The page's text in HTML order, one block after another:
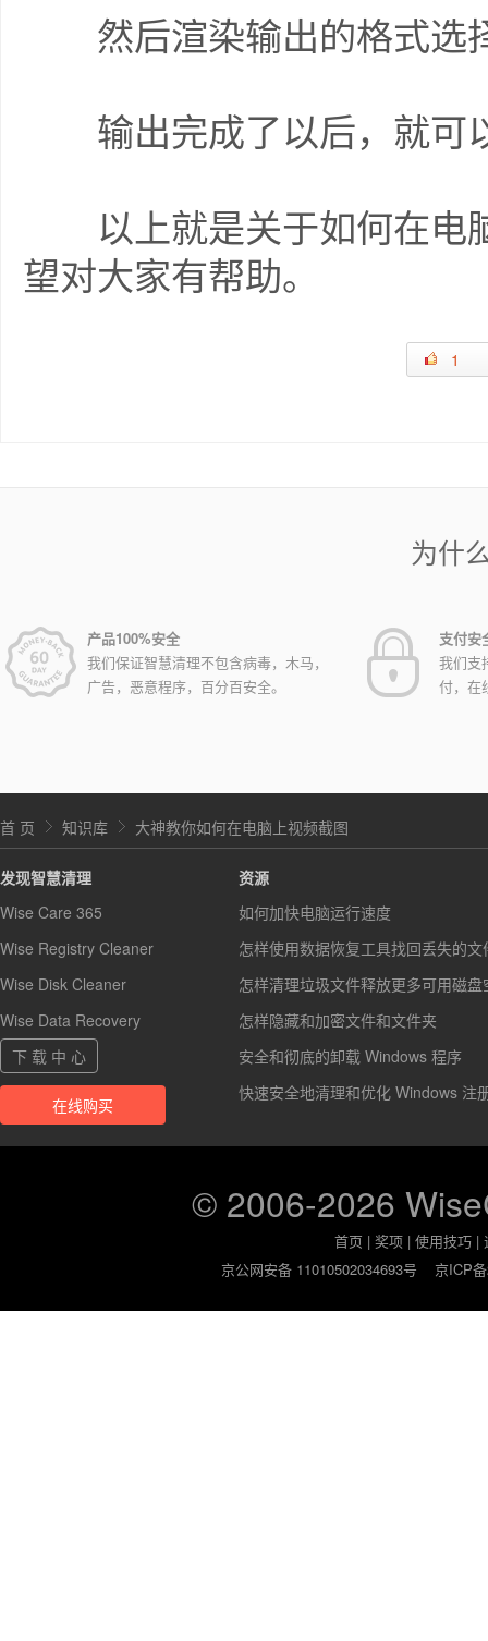
然后渲染输出的格式选
输出完成了以后，就可
以上就是关于如何在电
望对大家有帮助。
1
为什
产品100%安全
我们保证智慧清理不包含病毒，木马，
广告，恶意程序，百分百安全。
支付安
我们支
付，在
首 页 知识库 大神教你如何在电脑上视频截图
发现智慧清理
Wise Care 365
Wise Registry Cleaner
Wise Disk Cleaner
Wise Data Recovery
下 载 中 心
在线购买
资源
如何加快电脑运行速度
怎样使用数据恢复工具找回丢失的文
怎样清理垃圾文件释放更多可用磁盘
怎样隐藏和加密文件和文件夹
安全和彻底的卸载 Windows 程序
快速安全地清理和优化 Windows 注
© 2006-2026
首页 |奖项 |使用技巧 |
京公网安备 11010502034693号
京ICP